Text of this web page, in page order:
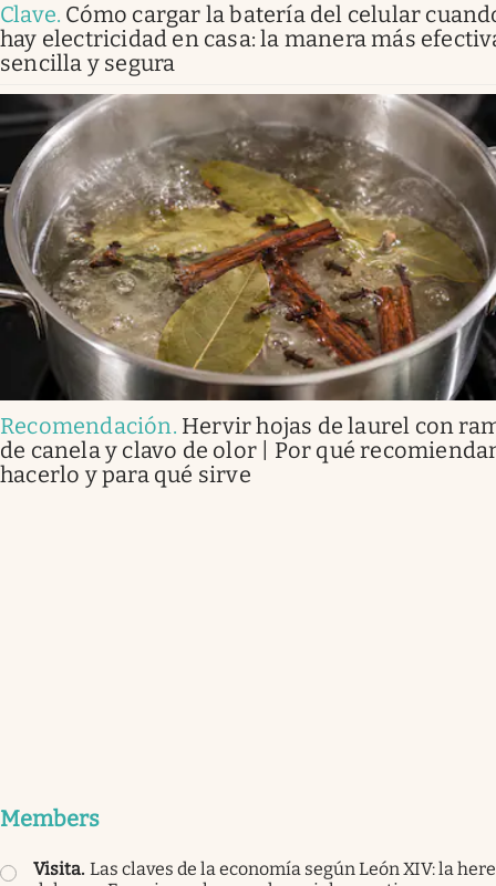
Clave. Cómo cargar la batería del celular
hay electricidad en casa: la manera más
sencilla y segura
Recomendación. Hervir hojas de laurel con
de canela y clavo de olor | Por qué
hacerlo y para qué sirve
Members
Visita. Las claves de la economía según León XIV: la